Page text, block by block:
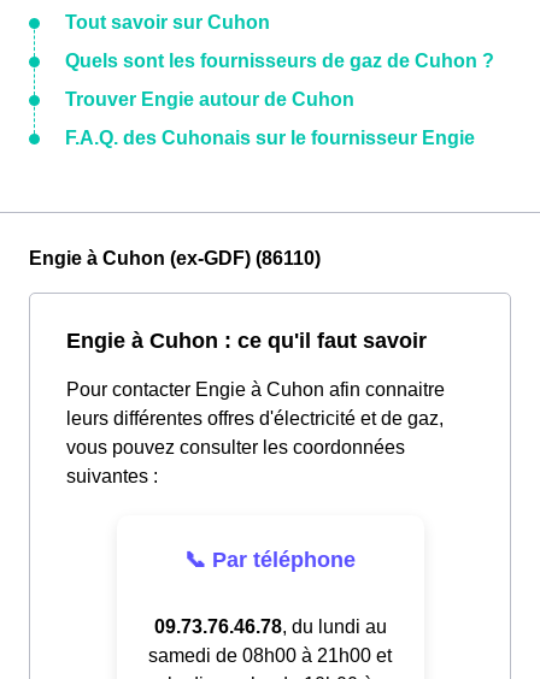
Tout savoir sur Cuhon
Quels sont les fournisseurs de gaz de Cuhon ?
Trouver Engie autour de Cuhon
F.A.Q. des Cuhonais sur le fournisseur Engie
Engie à Cuhon (ex-GDF) (86110)
Engie à Cuhon : ce qu'il faut savoir
Pour contacter Engie à Cuhon afin connaitre
leurs différentes offres d'électricité et de gaz,
vous pouvez consulter les coordonnées
suivantes :
📞 Par téléphone
09.73.76.46.78, du lundi au
samedi de 08h00 à 21h00 et